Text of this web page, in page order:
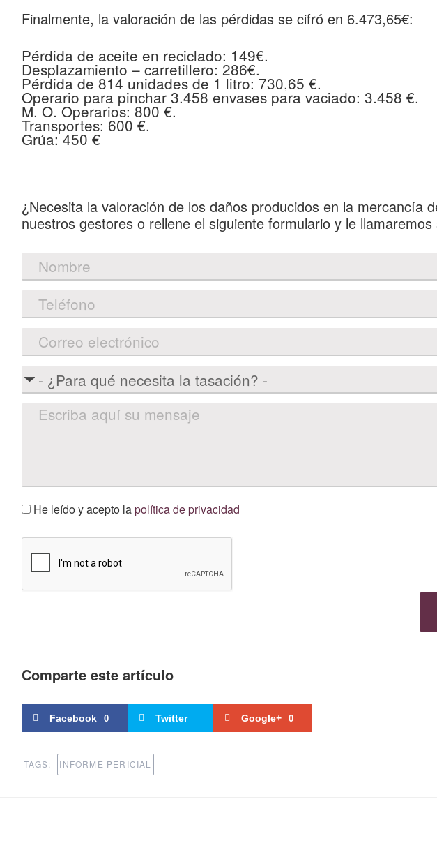
Finalmente, la valoración de las pérdidas se cifró en 6.473,65€:
Pérdida de aceite en reciclado: 149€.
Desplazamiento – carretillero: 286€.
Pérdida de 814 unidades de 1 litro: 730,65 €.
Operario para pinchar 3.458 envases para vaciado:3.458 €.
M. O. Operarios: 800 €.
Transportes: 600 €.
Grúa:450 €
¿Necesita la valoración de los daños producidos en la mercancía
nuestros gestores o rellene el siguiente formulario y le
He leído y acepto lapolítica de privacidad
Comparte este artículo
Facebook 0 Twitter Google+ 0
TAGS: INFORME PERICIAL